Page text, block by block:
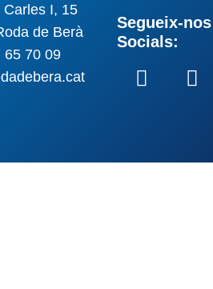
Carles I, 15
de Berà
65 70 09
Segueix-
Socials: